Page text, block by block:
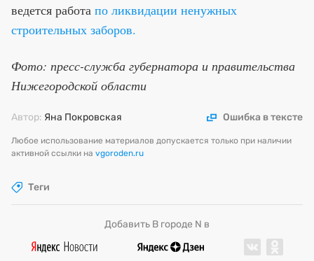
ведется работа по ликвидации ненужных
строительных заборов.
Фото: пресс-служба губернатора и правительства
Нижегородской области
Автор: Яна Покровская Ошибка в тексте
Любое использование материалов допускается только при наличии
активной ссылки на vgoroden.ru
Теги
Добавить В городе N в